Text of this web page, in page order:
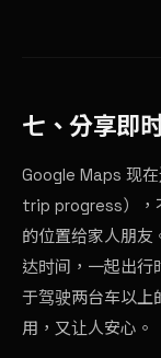
七、分享即
Google Maps 现
trip progress），
的位置给家人朋友
达时间，一起出行
于驾驶两台车以上
用，又让人安心。